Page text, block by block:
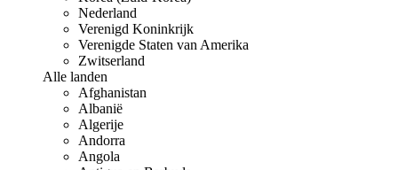
Nederland
Verenigd Koninkrijk
Verenigde Staten van Amerika
Zwitserland
Alle landen
Afghanistan
Albanië
Algerije
Andorra
Angola